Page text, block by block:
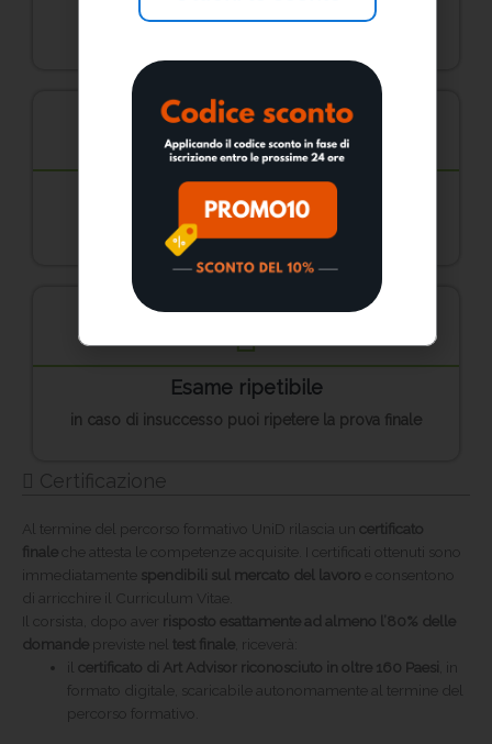
Esame finale online
al termine del percorso formativo
Esame ripetibile
in caso di insuccesso puoi ripetere la prova finale
Certificazione
Al termine del percorso formativo UniD rilascia un certificato
finaleche attesta le competenze acquisite. I certificati ottenuti sono
immediatamente spendibili sul mercato del lavoro e consentono
di arricchire il Curriculum Vitae.
Il corsista, dopo aver risposto esattamente ad almeno l’80% delle
domande previste nel test finale , riceverà:
ilcertificato di Art Advisor riconosciuto in oltre 160 Paesi , in
formato digitale, scaricabile autonomamente al termine del
percorso formativo.